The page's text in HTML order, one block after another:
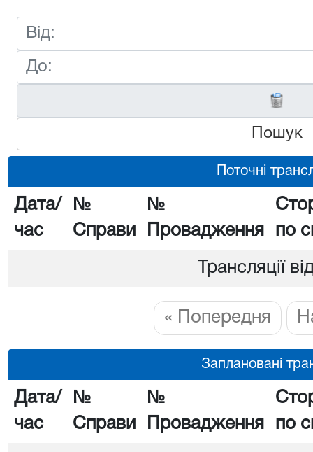
Пошук
Поточні
Дата/
час
№
Справи
№
Провадження
по
Трансляції
« Попередня
Заплановані
Дата/
час
№
Справи
№
Провадження
по